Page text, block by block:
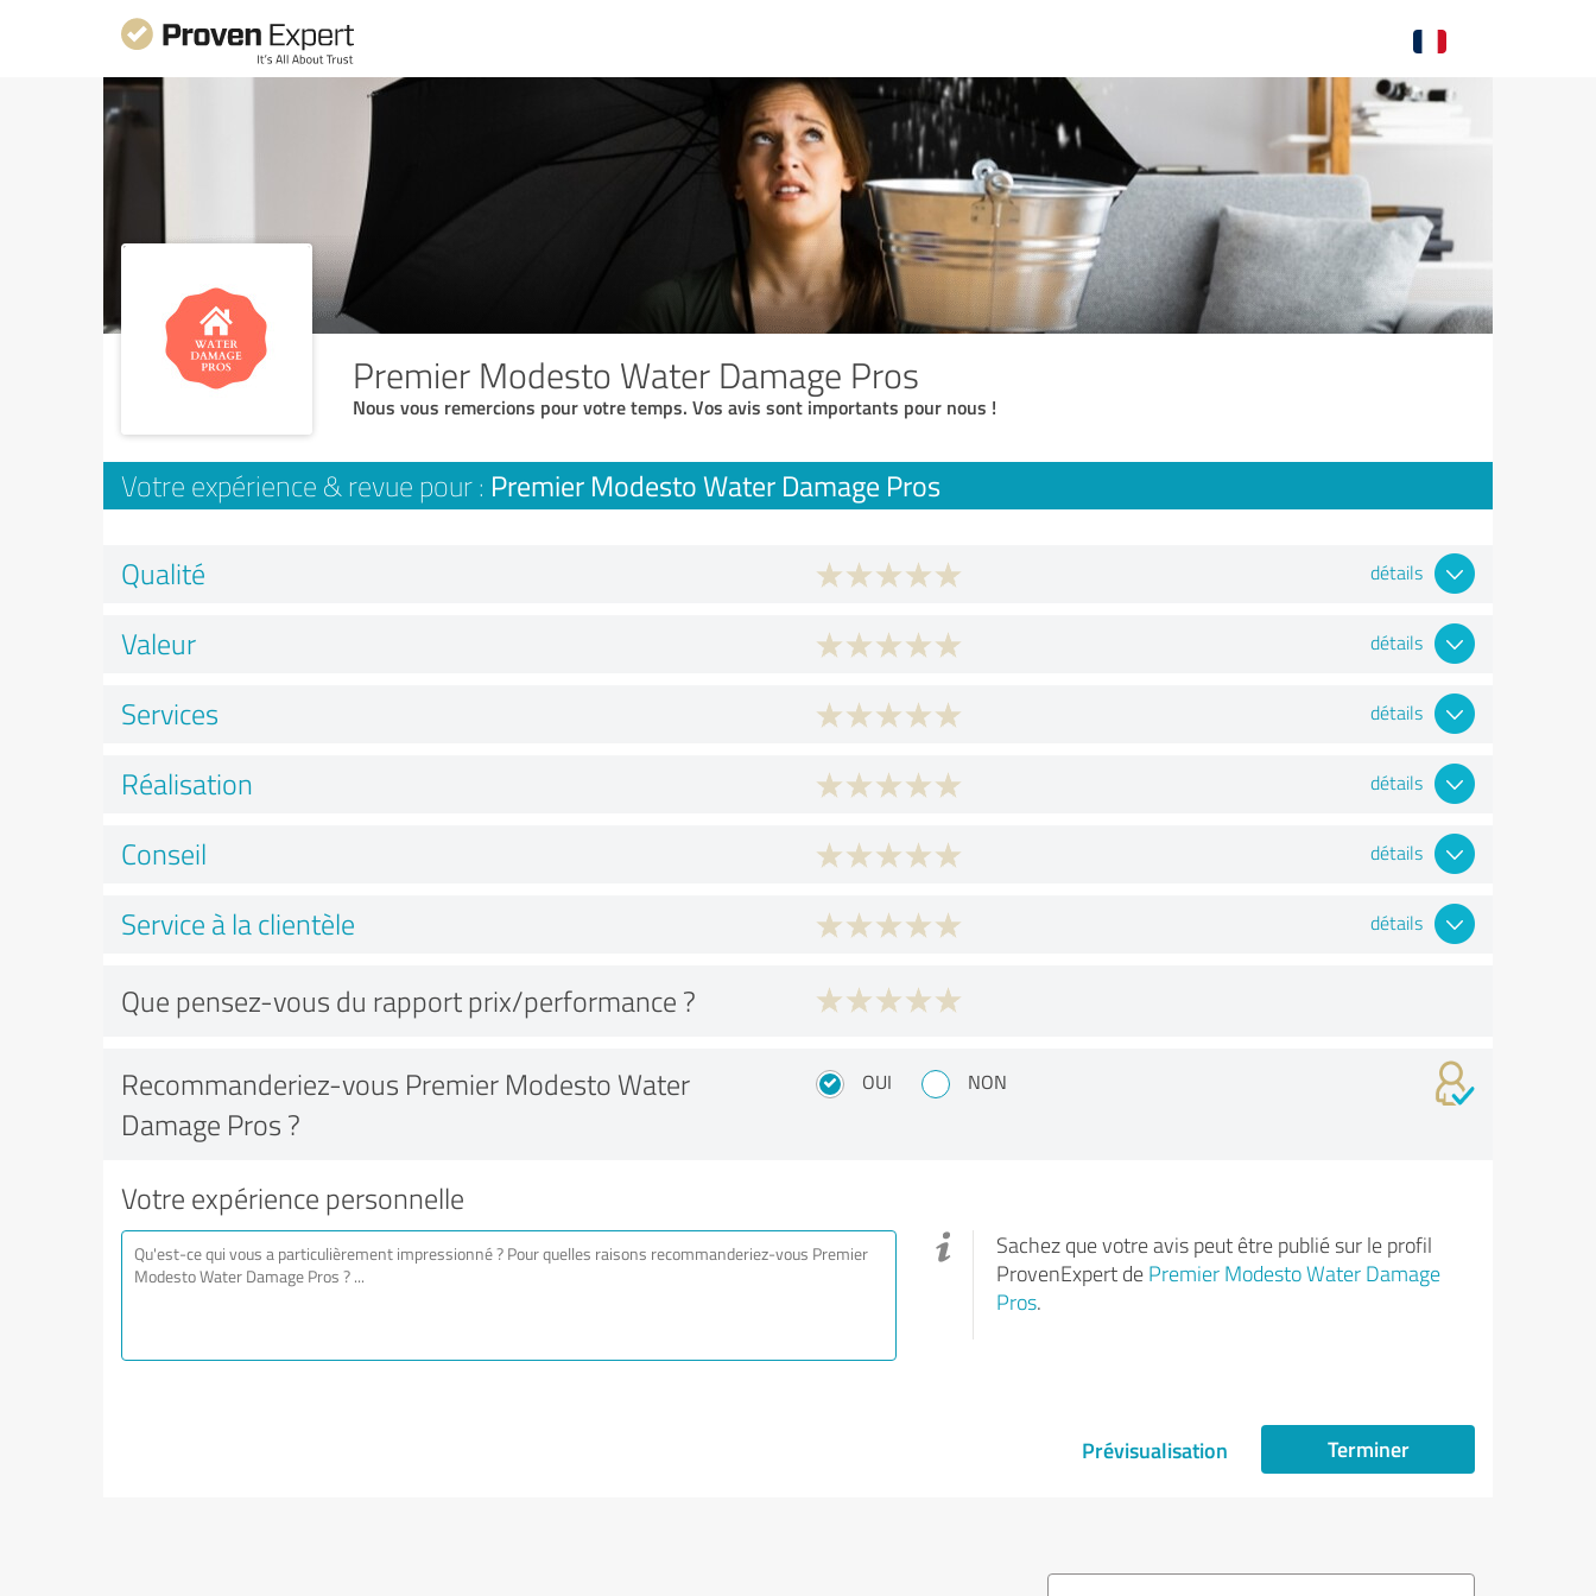
Premier Modesto Water Damage Pros
Nous vous remercions pour votre temps. Vos avis sont importants pour nous !
Votre expérience & revue pour : Premier Modesto Water Damage Pros
Qualité détails
Valeur détails
Services détails
Réalisation détails
Conseil détails
Service à la clientèle détails
Que pensez-vous du rapport prix/performance ?
Recommanderiez-vous Premier Modesto Water
Damage Pros ?
OUI NON
Votre expérience personnelle
Sachez que votre avis peut être publié sur le profil
ProvenExpert de Premier Modesto Water Damage
Pros.
Prévisualisation Terminer